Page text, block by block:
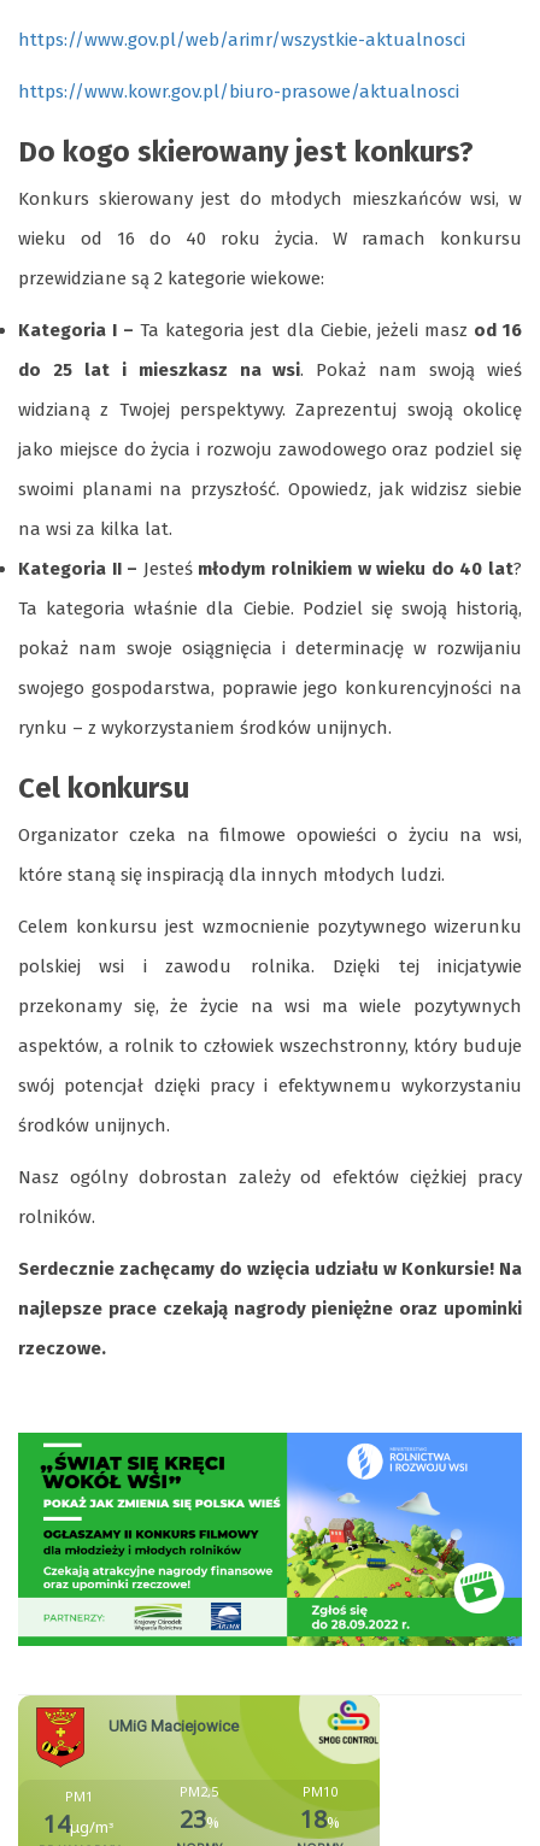
https://www.gov.pl/web/arimr/wszystkie-aktualnosci
https://www.kowr.gov.pl/biuro-prasowe/aktualnosci
Do kogo skierowany jest konkurs?
Konkurs skierowany jest do młodych mieszkańców wsi, w
wieku od 16 do 40 roku życia. W ramach konkursu
przewidziane są 2 kategorie wiekowe:
Kategoria I –Ta kategoria jest dla Ciebie, jeżeli masz od 16
do 25 lat i mieszkasz na wsi. Pokaż nam swoją wieś
widzianą z Twojej perspektywy. Zaprezentuj swoją okolicę
jako miejsce do życia i rozwoju zawodowego oraz podziel się
swoimi planami na przyszłość. Opowiedz, jak widzisz siebie
na wsi za kilka lat.
Kategoria II – Jesteś młodym rolnikiem w wieku do 40 lat?
Ta kategoria właśnie dla Ciebie. Podziel się swoją historią,
pokaż nam swoje osiągnięcia i determinację w rozwijaniu
swojego gospodarstwa, poprawie jego konkurencyjności na
rynku – z wykorzystaniem środków unijnych.
Cel konkursu
Organizator czeka na filmowe opowieści o życiu na wsi,
które staną się inspiracją dla innych młodych ludzi.
Celem konkursu jest wzmocnienie pozytywnego wizerunku
polskiej wsi i zawodu rolnika. Dzięki tej inicjatywie
przekonamy się, że życie na wsi ma wiele pozytywnych
aspektów, a rolnik to człowiek wszechstronny, który buduje
swój potencjał dzięki pracy i efektywnemu wykorzystaniu
środków unijnych.
Nasz ogólny dobrostan zależy od efektów ciężkiej pracy
rolników.
Serdecznie zachęcamy do wzięcia udziału w Konkursie! Na
najlepsze prace czekają nagrody pieniężne oraz upominki
rzeczowe.